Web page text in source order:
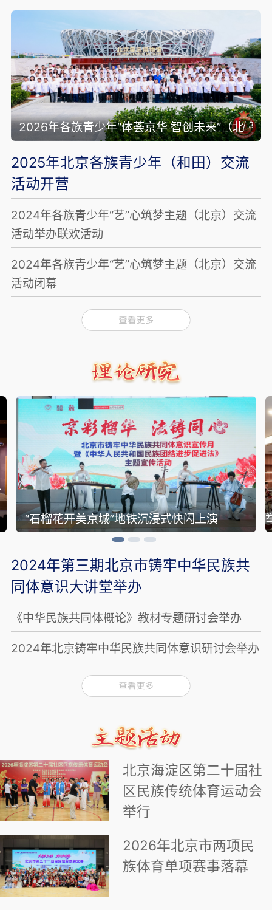
2026年各族青少年“体荟京华 智创未来”（北
京）主题交流活动开营
1/3
2025年北京各族青少年（和田）交流
活动开营
2024年各族青少年“艺”心筑梦主题（北京）交流
活动举办联欢活动
2024年各族青少年“艺”心筑梦主题（北京）交流
活动闭幕
“石榴花开美京城”地铁沉浸式快闪上演
2024年第三期北京市铸牢中华民族共
同体意识大讲堂举办
《中华民族共同体概论》教材专题研讨会举办
2024年北京铸牢中华民族共同体意识研讨会举办
北京海淀区第二十届社
区民族传统体育运动会
举行
2026年北京市两项民
族体育单项赛事落幕